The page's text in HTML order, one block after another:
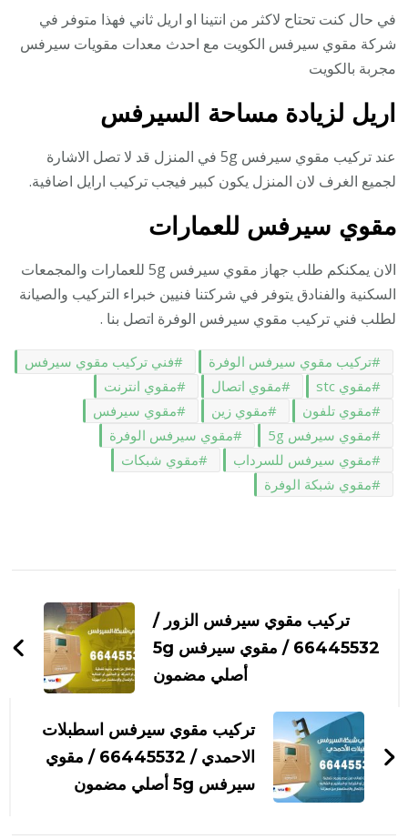
في حال كنت تحتاح لاكثر من انتينا او اريل ثاني فهذا متوفر في
شركة مقوي سيرفس الكويت مع احدث معدات مقويات سيرفس
مجربة بالكويت
اريل لزيادة مساحة السيرفس
عند تركيب مقوي سيرفس 5g في المنزل قد لا تصل الاشارة
لجميع الغرف لان المنزل يكون كبير فيجب تركيب ارايل اضافية.
مقوي سيرفس للعمارات
الان يمكنكم طلب جهاز مقوي سيرفس 5g للعمارات والمجمعات
السكنية والفنادق يتوفر في شركتنا فنيين خبراء التركيب والصيانة
لطلب فني تركيب مقوي سيرفس الوفرة اتصل بنا .
تركيب مقوي سيرفس الوفرة
فني تركيب مقوي سيرفس
مقوي stc
مقوي اتصال
مقوي انترنت
مقوي تلفون
مقوي زين
مقوي سيرفس
مقوي سيرفس 5g
مقوي سيرفس الوفرة
مقوي سيرفس للسرداب
مقوي شبكات
مقوي شبكة الوفرة
التدوينات
تركيب مقوي سيرفس الزور /
66445532 / مقوي سيرفس 5g
أصلي مضمون
تركيب مقوي سيرفس اسطبلات
الاحمدي / 66445532 / مقوي
سيرفس 5g أصلي مضمون